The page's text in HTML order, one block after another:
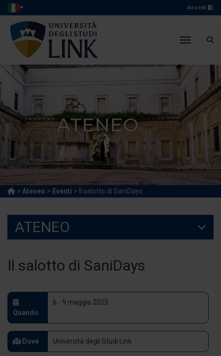
Accedi
toggle
ATENEO
> Ateneo > Eventi > Il salotto di SaniDays
ATENEO
Il salotto di SaniDays
Quando
6 - 9 maggio 2025
Dove Università degli Studi Link